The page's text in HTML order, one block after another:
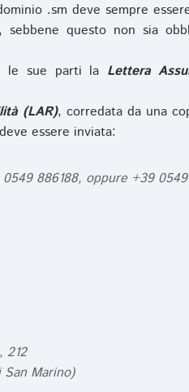
.sm deve sempre
sebbene questo non sia
le sue parti la Lettera
(LAR), corredata da una
essere inviata:
886188, oppure +39
212
Marino)